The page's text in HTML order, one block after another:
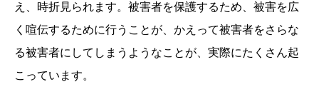
え、時折見られます。被害者を保護するため、被害を広
く喧伝するために行うことが、かえって被害者をさらな
る被害者にしてしまうようなことが、実際にたくさん起
こっています。